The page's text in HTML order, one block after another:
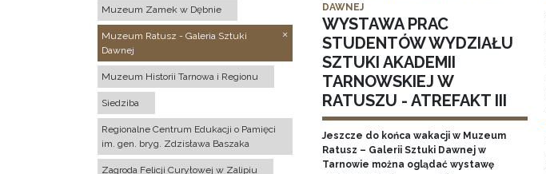
Muzeum Zamek w Dębnie
Muzeum Ratusz - Galeria Sztuki
Dawnej
Muzeum Historii Tarnowa i Regionu
Siedziba
Regionalne Centrum Edukacji o Pamięci
im. gen. bryg. Zdzisława Baszaka
Zagroda Felicji Curyłowej w Zalipiu
DAWNEJ
WYSTAWA PRAC
STUDENTÓW WYDZIAŁU
SZTUKI AKADEMII
TARNOWSKIEJ W
RATUSZU - ATREFAKT III
Jeszcze do końca wakacji w Muzeum
Ratusz – Galerii Sztuki Dawnej w
Tarnowie można oglądać wystawę